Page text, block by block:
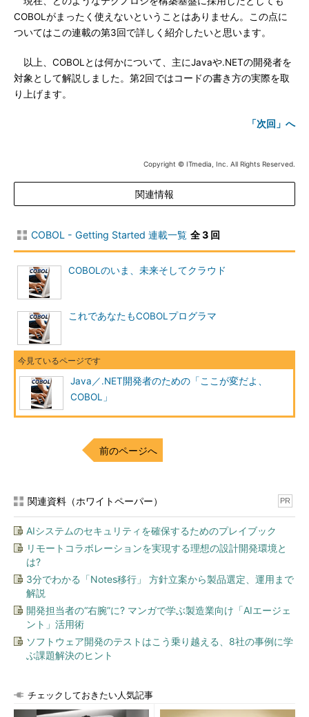
COBOLがまったく使えないということはありません。この点に
ついてはこの連載の第3回で詳しく紹介したいと思います。
以上、COBOLとは何かについて、主にJavaや.NETの開発者を
対象として解説しました。第2回ではコードの書き方の実際を取
り上げます。
「次回」へ
Copyright © ITmedia, Inc. All Rights Reserved.
関連情報
COBOL - Getting Started 連載一覧 全 3 回
COBOLのいま、未来そしてクラウド
これであなたもCOBOLプログラマ
Java／.NET開発者のための「ここが変だよ、
COBOL」
前のページへ
関連資料（ホワイトペーパー） PR
AIシステムのセキュリティを確保するためのプレイブック
リモートコラボレーションを実現する理想の設計開発環境と
は?
3分でわかる「Notes移行」 方針立案から製品選定、運用まで
解説
開発担当者の“右腕”に? マンガで学ぶ製造業向け「AIエージェ
ント」活用術
ソフトウェア開発のテストはこう乗り越える、8社の事例に学
ぶ課題解決のヒント
チェックしておきたい人気記事